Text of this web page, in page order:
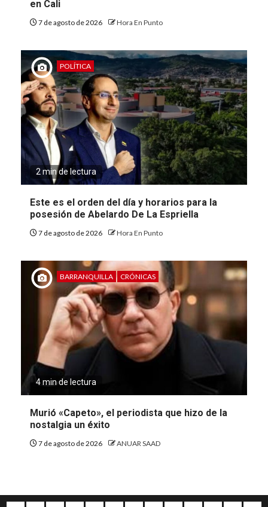
en Cali
7 de agosto de 2026 Hora En Punto
POLÍTICA
2 min de lectura
Este es el orden del día y horarios para la
posesión de Abelardo De La Espriella
7 de agosto de 2026 Hora En Punto
BARRANQUILLA CRÓNICAS
4 min de lectura
Murió «Capeto», el periodista que hizo de la
nostalgia un éxito
7 de agosto de 2026 ANUAR SAAD